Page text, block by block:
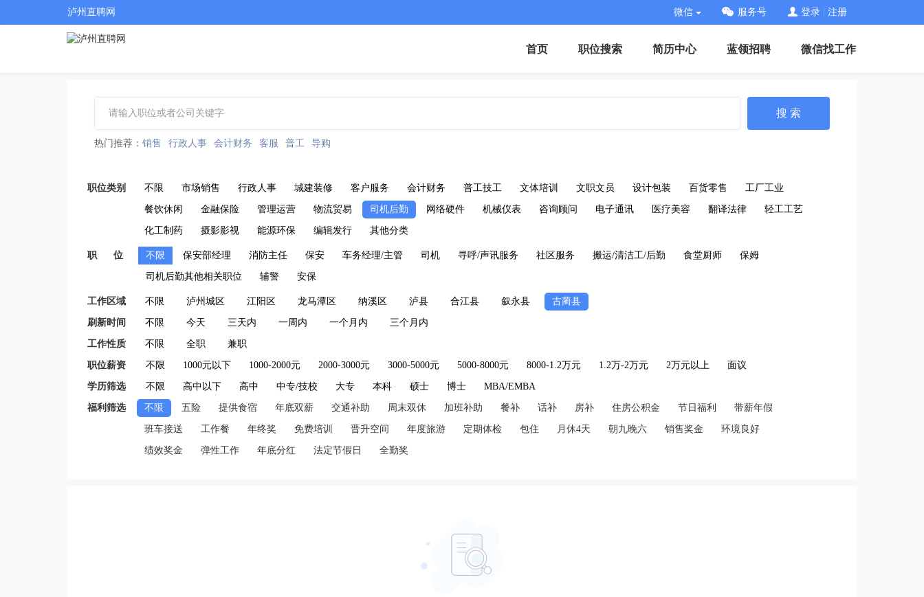
泸州直聘网 微信 服务号 登录 注册
首页 职位搜索 简历中心 蓝领招聘 微信找工作
搜 索
热门推荐： 销售 行政人事 会计财务 客服 普工 导购
职位类别 不限 市场销售 行政人事 城建装修 客户服务 会计财务 普工技工 文体培训 文职文员 设计包装 百货零售 工厂工业
餐饮休闲 金融保险 管理运营 物流贸易 司机后勤 网络硬件 机械仪表 咨询顾问 电子通讯 医疗美容 翻译法律 轻工工艺
化工制药 摄影影视 能源环保 编辑发行 其他分类
职 位 不限 保安部经理 消防主任 保安 车务经理/主管 司机 寻呼/声讯服务 社区服务 搬运/清洁工/后勤 食堂厨师 保姆
司机后勤其他相关职位 辅警 安保
工作区域 不限 泸州城区 江阳区 龙马潭区 纳溪区 泸县 合江县 叙永县 古蔺县
刷新时间 不限 今天 三天内 一周内 一个月内 三个月内
工作性质 不限 全职 兼职
职位薪资 不限 1000元以下 1000-2000元 2000-3000元 3000-5000元 5000-8000元 8000-1.2万元 1.2万-2万元 2万元以上 面议
学历筛选 不限 高中以下 高中 中专/技校 大专 本科 硕士 博士 MBA/EMBA
福利筛选 不限 五险 提供食宿 年底双薪 交通补助 周末双休 加班补助 餐补 话补 房补 住房公积金 节日福利 带薪年假
班车接送 工作餐 年终奖 免费培训 晋升空间 年度旅游 定期体检 包住 月休4天 朝九晚六 销售奖金 环境良好
绩效奖金 弹性工作 年底分红 法定节假日 全勤奖